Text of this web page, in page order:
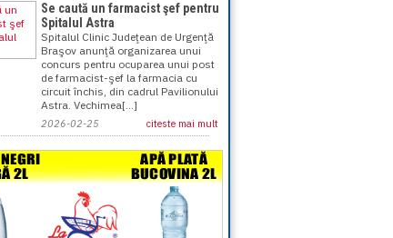
Se caută un farmacist şef pentru
Spitalul Astra
Spitalul Clinic Judeţean de Urgenţă
Braşov anunţă organizarea unui
concurs pentru ocuparea unui post
de farmacist-şef la farmacia cu
circuit închis, din cadrul Pavilionului
Astra. Vechimea[...]
2026-02-25 citeste mai mult